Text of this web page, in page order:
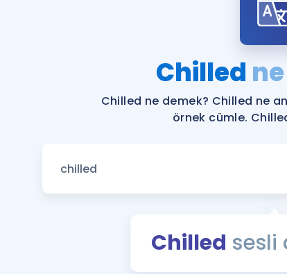
Chilled
Chilled ne demek? Chilled ne
örnek cümle.
Chilled sesli